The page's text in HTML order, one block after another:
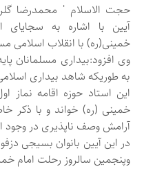
حجت الاسلام ˈ محمدرضا
آیین با اشاره به سجایای
خمینی(ره) با انقلاب اسلامی
وی افزود:بیداری مسلمانان
به طوریکه شاهد بیداری
این استاد حوزه اقامه نماز
خمینی (ره) خواند و با ذکر
آرامش وصف ناپذیری در وجود
در این آیین بانوان بسیجی
وپنجمین سالروز رحلت امام